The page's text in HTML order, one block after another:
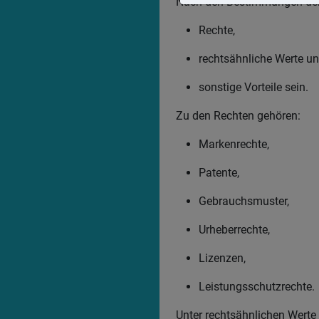
Rechte,
rechtsähnliche Werte
sonstige Vorteile sein.
Zu den Rechten gehören:
Markenrechte,
Patente,
Gebrauchsmuster,
Urheberrechte,
Lizenzen,
Leistungsschutzrechte.
Unter rechtsähnlichen